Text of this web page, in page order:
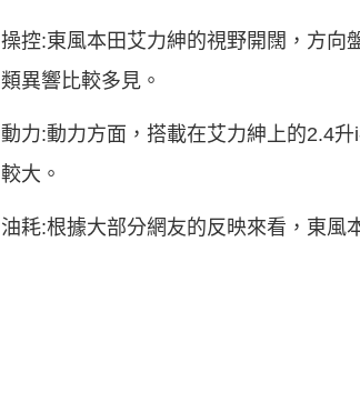
操控:東風本田艾力紳的視野開闊，方向
類異響比較多見。
動力:動力方面，搭載在艾力紳上的2.4
較大。
油耗:根據大部分網友的反映來看，東風